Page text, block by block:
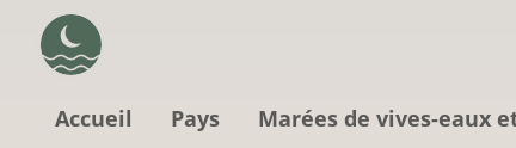
Accueil
Pays Marées de vives-eaux